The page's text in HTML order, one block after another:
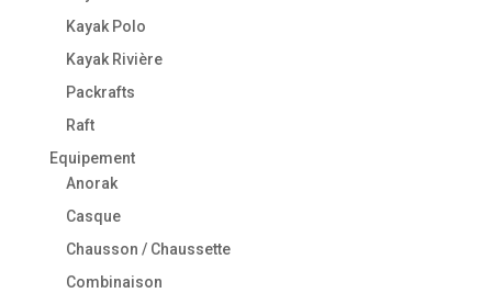
Kayak Polo
Kayak Rivière
Packrafts
Raft
Equipement
Anorak
Casque
Chausson / Chaussette
Combinaison